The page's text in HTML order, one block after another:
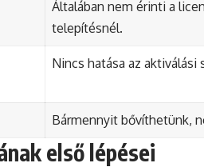
Általában nem érinti a
telepítésnél.
Nincs hatása az aktiválási
Bármennyit bővíthetünk,
első lépései